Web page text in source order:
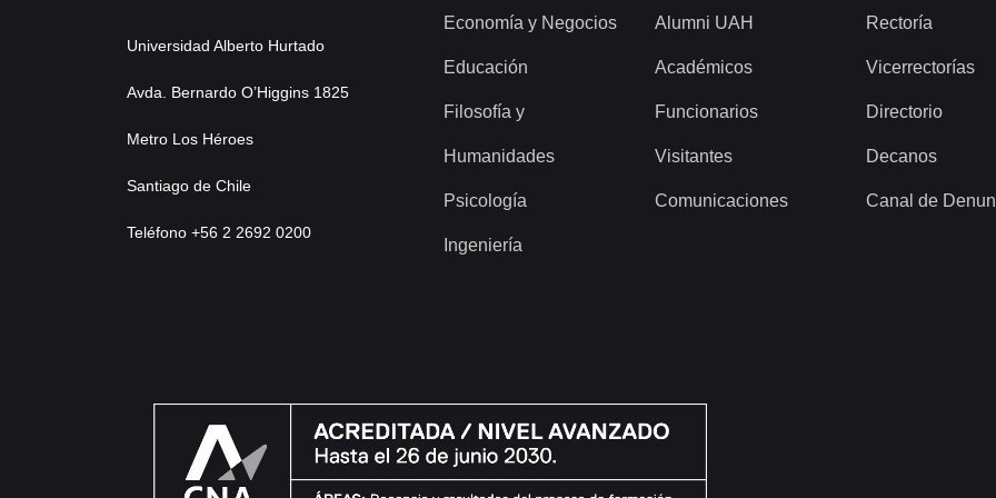
Universidad Alberto Hurtado
Avda. Bernardo O’Higgins 1825
Metro Los Héroes
Santiago de Chile
Teléfono +56 2 2692 0200
Economía y Negocios
Educación
Filosofía y
Humanidades
Psicología
Ingeniería
Alumni UAH
Académicos
Funcionarios
Visitantes
Comunicaciones
Rectoría
Vicerrectorías
Directorio
Decanos
Canal de